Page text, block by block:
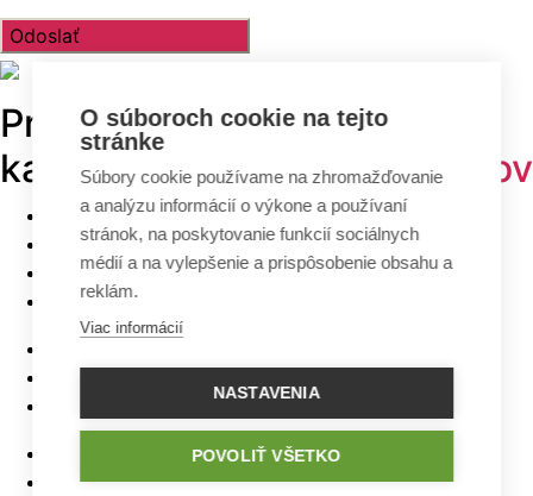
Prehľadávajte vTOP
kategóriách -projekty domov
Bungalovy
Poschodové domy
Malé domy
Domy na úzky pozemok
Bungalovy s rovnou strechou
Bungalovy s garážou
Bungalovy s terasou
O súboroch cookie na tejto
stránke
Súbory cookie používame na zhromažďovanie
a analýzu informácií o výkone a používaní
stránok, na poskytovanie funkcií sociálnych
médií a na vylepšenie a prispôsobenie obsahu a
reklám.
Viac informácií
NASTAVENIA
POVOLIŤ VŠETKO